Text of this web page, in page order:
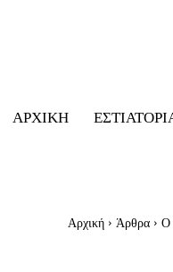
ΑΡΧΙΚΉ
Αρχική Άρθρα Ο